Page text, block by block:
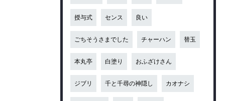
授与式 センス 良い
ごちそうさまでした チャーハン 替玉
本丸亭 白塗り おふざけさん
ジブリ 千と千尋の神隠し カオナシ